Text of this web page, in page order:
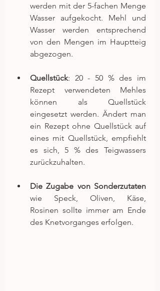
werden mit der 5-fachen Menge
Wasser aufgekocht. Mehl und
Wasser werden entsprechend
von den Mengen im Hauptteig
abgezogen.
Quellstück: 20 - 50 % des im
Rezept verwendeten Mehles
können als Quellstück
eingesetzt werden. Ändert man
ein Rezept ohne Quellstück auf
eines mit Quellstück, empfiehlt
es sich, 5 % des Teigwassers
zurückzuhalten.
Die Zugabe von Sonderzutaten
wie Speck, Oliven, Käse,
Rosinen sollte immer am Ende
des Knetvorganges erfolgen.